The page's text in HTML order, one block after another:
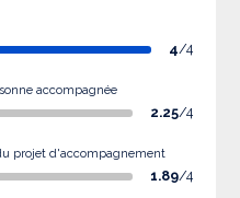
4/4
accompagnée
2.25/4
projet d'accompagnement
1.89/4